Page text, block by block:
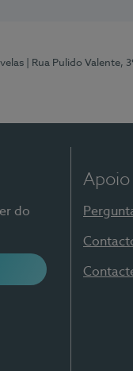
| Rua Pulido Valente,
do
Apoio